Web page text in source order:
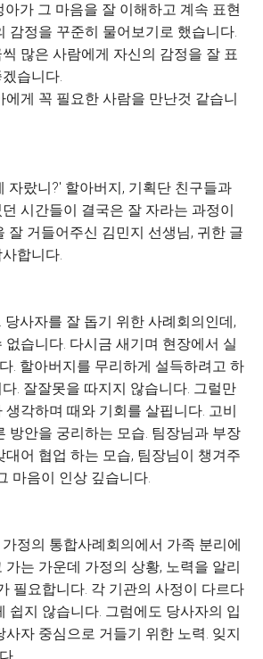
아가 그 마음을 잘 이해하고 계속 표현
감정을 꾸준히 물어보기로 했습니다.
많은 사람에게 자신의 감정을 잘 표
습니다.
에게 꼭 필요한 사람을 만난것 같습니
자랐니?' 할아버지, 기획단 친구들과
시간들이 결국은 잘 자라는 과정이
잘 거들어주신 김민지 선생님, 귀한 글
합니다.
당사자를 잘 돕기 위한 사례회의인데,
없습니다. 다시금 새기며 현장에서 실
. 할아버지를 무리하게 설득하려고 하
. 잘잘못을 따지지 않습니다. 그럴만
생각하며 때와 기회를 살핍니다. 고비
방안을 궁리하는 모습. 팀장님과 부장
대어 협업 하는 모습, 팀장님이 챙겨주
마음이 인상 깊습니다.
정의 통합사례회의에서 가족 분리에
는 가운데 가정의 상황, 노력을 알리
필요합니다. 각 기관의 사정이 다르다
쉽지 않습니다. 그럼에도 당사자의 입
사자 중심으로 거들기 위한 노력. 잊지